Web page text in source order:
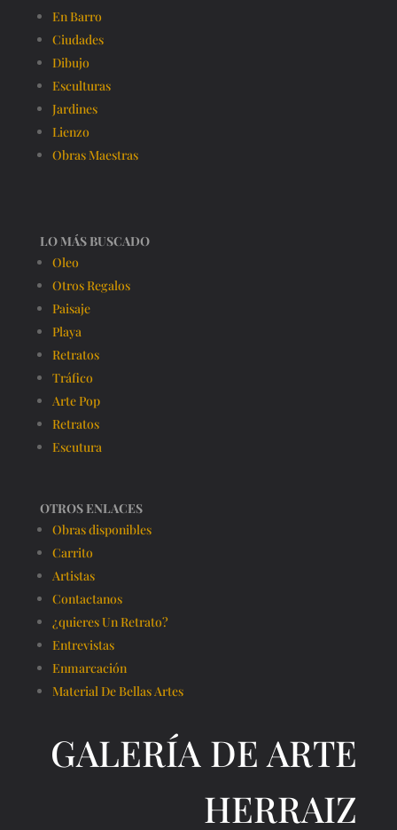
En Barro
Ciudades
Dibujo
Esculturas
Jardines
Lienzo
Obras Maestras
LO MÁS BUSCADO
Oleo
Otros Regalos
Paisaje
Playa
Retratos
Tráfico
Arte Pop
Retratos
Escutura
OTROS ENLACES
Obras disponibles
Carrito
Artistas
Contactanos
¿quieres Un Retrato?
Entrevistas
Enmarcación
Material De Bellas Artes
GALERÍA DE ARTE
HERRAIZ